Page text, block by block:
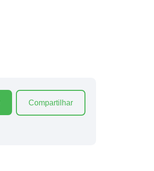
Compartilhar